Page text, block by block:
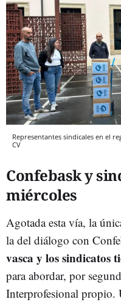
Representantes sindicales en el
CV
Confebask y
miércoles
Agotada esta vía, la
la del diálogo con
vasca y los sindicatos
para abordar, por
Interprofesional propio.